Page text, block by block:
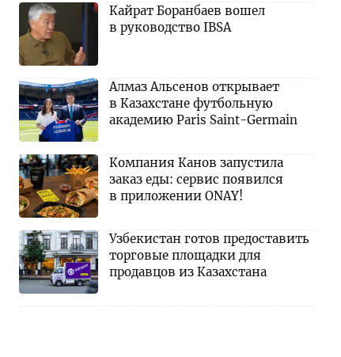
Кайрат Боранбаев вошел
в руководство IBSA
Алмаз Альсенов открывает
в Казахстане футбольную
академию Paris Saint-Germain
Компания Канов запустила
заказ еды: сервис появился
в приложении ONAY!
Узбекистан готов предоставить
торговые площадки для
продавцов из Казахстана